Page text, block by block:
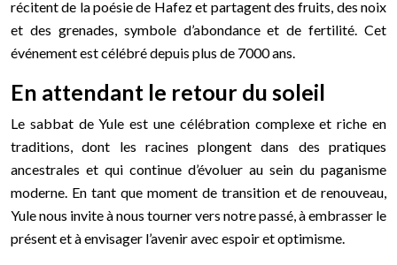
récitent de la poésie de Hafez et partagent des fruits, des noix
et des grenades, symbole d’abondance et de fertilité. Cet
événement est célébré depuis plus de 7000 ans.
En attendant le retour du soleil
Le sabbat de Yule est une célébration complexe et riche en
traditions, dont les racines plongent dans des pratiques
ancestrales et qui continue d’évoluer au sein du paganisme
moderne. En tant que moment de transition et de renouveau,
Yule nous invite à nous tourner vers notre passé, à embrasser le
présent et à envisager l’avenir avec espoir et optimisme.